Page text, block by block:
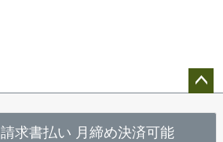
請求書払い 月締め決済可能